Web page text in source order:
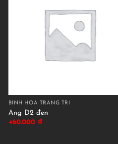
BÌNH HOA TRANG TRÍ
Ang D2 đen
460.000 ₫